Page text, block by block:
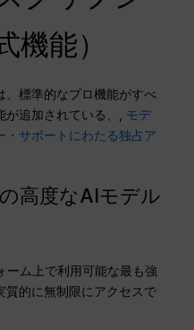
機能）
、標準的なプロ機能がすべ
追加されている、, モデ
・サポートにわたる独占ア
高度なAIモデル
ム上で利用可能な最も強
質的に無制限にアクセスで